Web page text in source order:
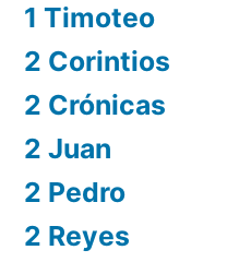
1 Timoteo
2 Corintios
2 Crónicas
2 Juan
2 Pedro
2 Reyes